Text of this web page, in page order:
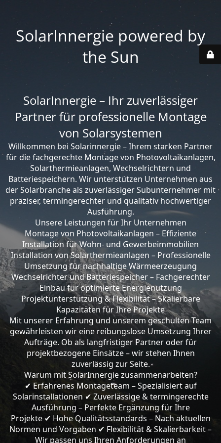
SolarInnergie powered by
the Sun
SolarInnergie – Ihr zuverlässiger
Partner für professionelle Montage
von Solarsystemen
Willkommen bei Solarinnergie – Ihrem starken Partner
für die fachgerechte Montage von Photovoltaikanlagen,
Solarthermieanlagen, Wechselrichtern und
Batteriespeichern. Wir unterstützen Unternehmen aus
der Solarbranche als zuverlässiger Subunternehmer mit
präziser, termingerechter und qualitativ hochwertiger
Ausführung.
Unsere Leistungen für Ihr Unternehmen
Montage von Photovoltaikanlagen – Effiziente
Installation für Wohn- und Gewerbeimmobilien
Installation von Solarthermieanlagen – Professionelle
Umsetzung für nachhaltige Wärmeerzeugung
Wechselrichter und Batteriespeicher – Fachgerechter
Einbau für optimierte Energienutzung
Projektunterstützung & Flexibilität – Skalierbare
Kapazitäten für Ihre Projekte
Mit unserer Erfahrung und unserem geschulten Team
gewährleisten wir eine reibungslose Umsetzung Ihrer
Aufträge. Ob als langfristiger Partner oder für
projektbezogene Einsätze – wir stehen Ihnen
zuverlässig zur Seite.
Warum mit SolarInnergie zusammenarbeiten?
✔ Erfahrenes Montageteam – Spezialisiert auf
Solarinstallationen ✔ Zuverlässige & termingerechte
Ausführung – Perfekte Ergänzung für Ihre
Projekte ✔ Hohe Qualitätsstandards – Nach aktuellen
Normen und Vorgaben ✔ Flexibilität & Skalierbarkeit –
Wir passen uns Ihren Anforderungen an